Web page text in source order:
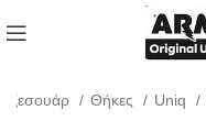
Αξεσουάρ Θήκες Uniq